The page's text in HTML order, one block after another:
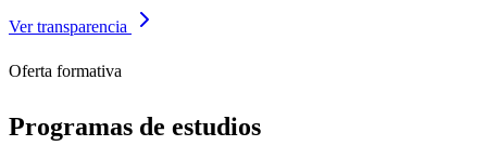
Ver transparencia
Oferta formativa
Programas de estudios